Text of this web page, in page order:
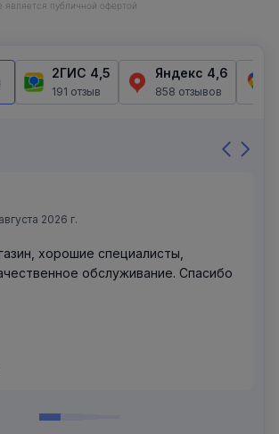
является публичной офертой